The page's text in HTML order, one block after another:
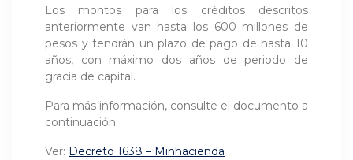
Los montos para los créditos descritos
anteriormente van hasta los 600 millones de
pesos y tendrán un plazo de pago de hasta 10
años, con máximo dos años de periodo de
gracia de capital.
Para más información, consulte el documento a
continuación.
Ver: Decreto 1638 – Minhacienda